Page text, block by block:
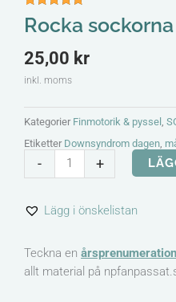
Betygsatt
5av 5
1
kundrecension
Rocka
25,00 kr
inkl. moms
Kategorier Finmotorik & pyssel ,
Etiketter Downsyndrom dagen,
-
sockorna
mängd
+
Lägg i önskelistan
Teckna en årsprenumeration
allt material på